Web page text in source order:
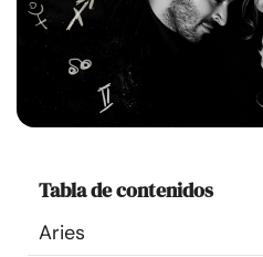
Ayuda
Cursos
Recursos
Comunidad
Tabla de contenidos
Aries